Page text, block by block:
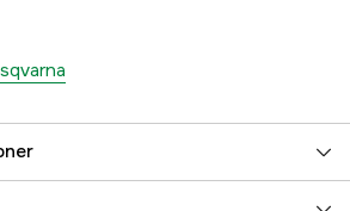
Automower 105/305/308(305 till 2018)